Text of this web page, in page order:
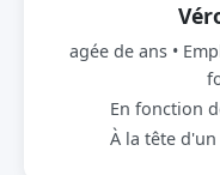
agée de ans •
En fonction
À la tête